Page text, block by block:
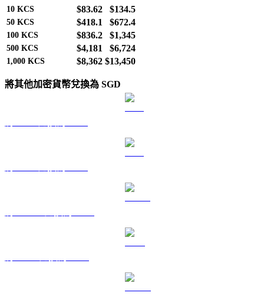
10 KCS $83.62 $134.5
50 KCS $418.1 $672.4
100 KCS $836.2 $1,345
500 KCS $4,181 $6,724
1,000 KCS $8,362 $13,450
將其他加密貨幣兌換為 SGD